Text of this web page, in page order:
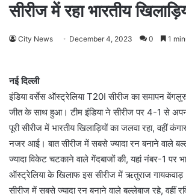
सीरीज में रहा भारतीय
City News December 4, 2023 0 1
नई दिल्ली
इंडिया वर्सेस ऑस्ट्रेलिया T20I सीरीज का समापन
जीत के साथ हुआ। टीम इंडिया ने सीरीज पर 4-1 से
पूरी सीरीज में भारतीय खिलाड़ियों का जलवा रहा, वहीं
नजर आई। बात सीरीज में सबसे ज्यादा रन बनाने वाले
ज्यादा विकेट चटकाने वाले गेंदबाजों की, यहां नंबर-1 पर
ऑस्ट्रेलिया के खिलाफ इस सीरीज में ऋतुराज
सीरीज में सबसे ज्यादा रन बनाने वाले बल्लेबाज रहे, वहीं